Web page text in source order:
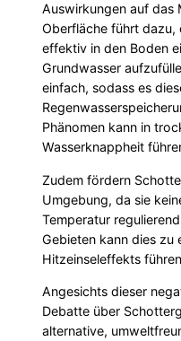
Auswirkungen auf das
Oberfläche führt dazu,
effektiv in den Boden
Grundwasser
einfach, sodass es
Phänomen kann in
Wasserknappheit
Zudem fördern
Umgebung, da sie
Temperatur
Gebieten kann dies zu
Hitzeinseleffekts
Angesichts dieser
Debatte über
alternative,